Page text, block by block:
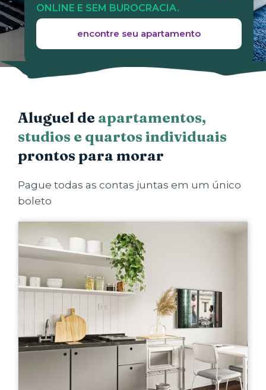
ONLINE E SEM BUROCRACIA.
encontre seu apartamento
Aluguel de apartamentos,
studios e quartos individuais
prontos para morar
Pague todas as contas juntas em um único
boleto